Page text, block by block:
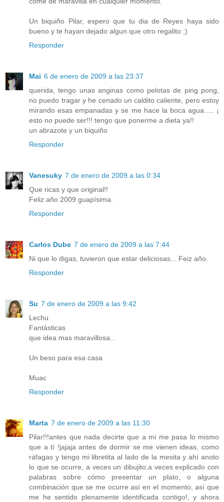
Un biquiño Pilar, espero que tu dia de Reyes haya sido
bueno y te hayan dejado algun que otro regalito ;)
Responder
Mai 6 de enero de 2009 a las 23:37
querida, tengo unas anginas como pelotas de ping pong,
no puedo tragar y he cenado un caldito caliente, pero estoy
mirando esas empanadas y se me hace la boca agua..... ¡
esto no puede ser!!! tengo que ponerme a dieta ya!!
un abrazote y un biquiño
Responder
Vanesuky 7 de enero de 2009 a las 0:34
Que ricas y que original!!
Feliz año 2009 guapísima.
Responder
Carlos Dube 7 de enero de 2009 a las 7:44
Ni que lo digas, tuvieron que estar deliciosas... Feiz año.
Responder
Su 7 de enero de 2009 a las 9:42
Lechu
Fantásticas
que idea mas maravillosa...
Un beso para esa casa
Muac
Responder
Marta 7 de enero de 2009 a las 11:30
Pilar!!!antes que nada decirte que a mi me pasa lo mismo
que a tí !jajaja antes de dormir se me vienen ideas, como
ráfagas y tengo mi libretita al lado de la mesita y ahí anoto
lo que se ocurre, a veces un dibujito,a veces explicado con
palabras sobre cómo presentar un plato, o alguna
combinación que se me ocurre así en el momento, así que
me he sentido plenamente identificada contigo!, y ahora